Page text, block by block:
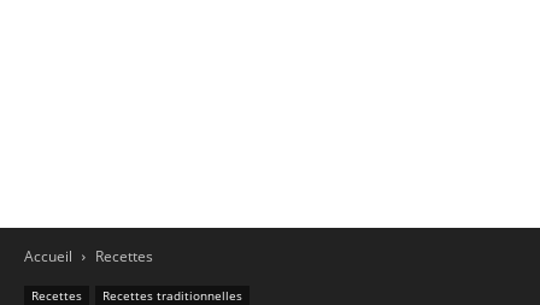
Accueil Recettes
Recettes Recettes traditionnelles